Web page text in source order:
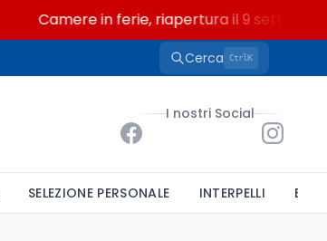
Camere in ferie, riapertura il 9
Cerca CtrlK
I nostri Social
SELEZIONE PERSONALE INTERPELLI